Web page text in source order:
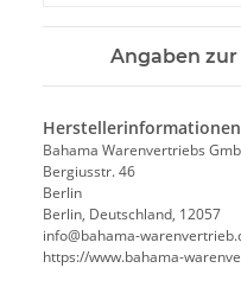
Angaben
Bahama Warenvertriebs
Bergiusstr. 46
Berlin
Berlin, Deutschland, 12057
ed.beirtrevneraw-
https://www.bahama-